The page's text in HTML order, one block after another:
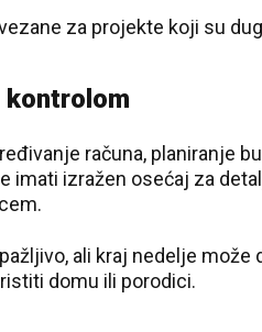
za projekte koji su
kontrolom
računa, planiranje
imati izražen osećaj za
ali kraj nedelje
domu ili porodici.